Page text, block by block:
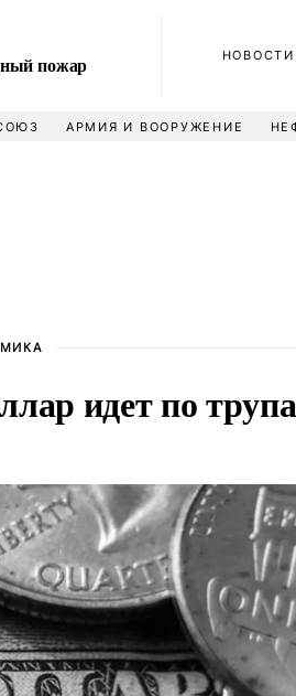
пожар НОВОСТИ
АРМИЯ И ВООРУЖЕНИЕ
идет по